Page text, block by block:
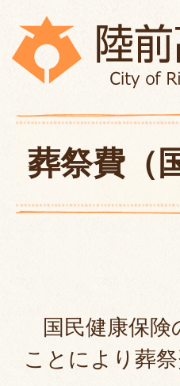
葬祭費（
国民健康保険
ことにより葬